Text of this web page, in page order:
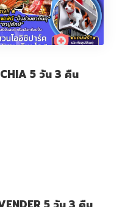
5 วัน 3 คืน